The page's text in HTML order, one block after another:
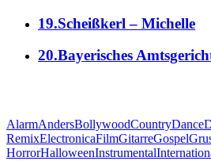
19.Scheißkerl – Michelle
20.Bayerisches
AlarmAndersBollywoodCountryDance
RemixElectronicaFilmGitarreGospel
HorrorHalloweenInstrumental